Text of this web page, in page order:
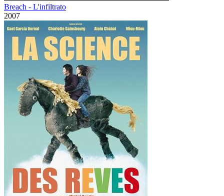
Breach - L'infiltrato
2007